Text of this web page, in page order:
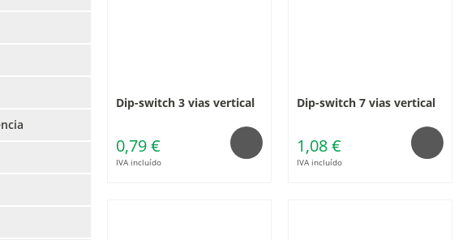
Dip-switch 3 vias vertical
0,79 €
IVA incluído
Dip-switch 7 vias vertical
1,08 €
IVA incluído